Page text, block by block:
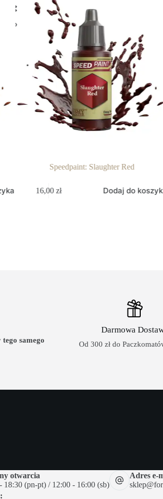
Speedpaint: Slaughter Red
16,00zł Dodaj do
tego samego
Darmowa
Od 300 zł do
otwarcia
18:30 (pn-pt) / 12:00 - 16:00 (sb)
Adres e-